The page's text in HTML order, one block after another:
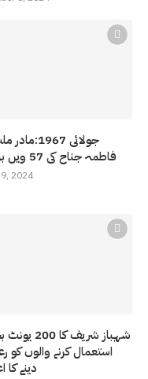
فاطمہ جناح کی 57 ویں برسی
2024
شہباز شریف کا
استعمال کرنے والوں کو
دینے کا